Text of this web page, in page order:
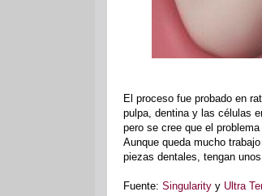
El proceso fue probado en
pulpa, dentina y las células
pero se cree que el
Aunque queda mucho
piezas dentales, tengan
Fuente: Singularity y Ultra